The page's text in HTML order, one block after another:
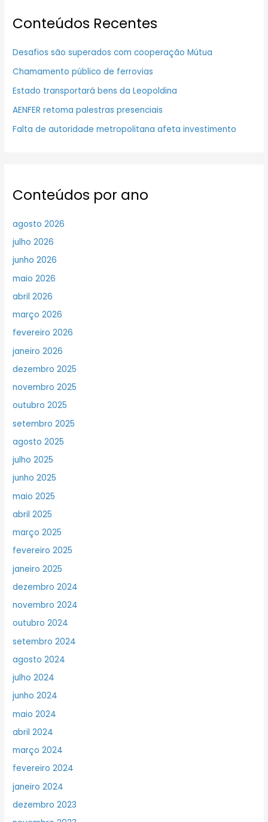
Conteúdos Recentes
Desafios são superados com cooperação Mútua
Chamamento público de ferrovias
Estado transportará bens da Leopoldina
AENFER retoma palestras presenciais
Falta de autoridade metropolitana afeta investimento
Conteúdos por ano
agosto 2026
julho 2026
junho 2026
maio 2026
abril 2026
março 2026
fevereiro 2026
janeiro 2026
dezembro 2025
novembro 2025
outubro 2025
setembro 2025
agosto 2025
julho 2025
junho 2025
maio 2025
abril 2025
março 2025
fevereiro 2025
janeiro 2025
dezembro 2024
novembro 2024
outubro 2024
setembro 2024
agosto 2024
julho 2024
junho 2024
maio 2024
abril 2024
março 2024
fevereiro 2024
janeiro 2024
dezembro 2023